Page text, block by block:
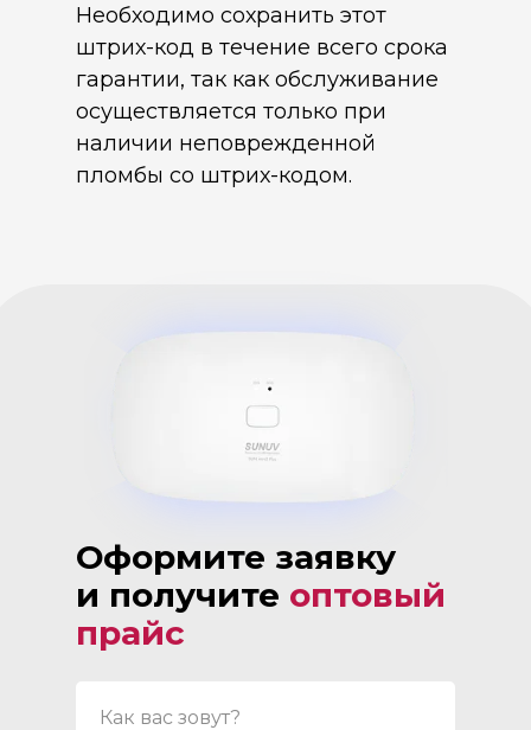
Необходимо сохранить этот
штрих-код в течение всего срока
гарантии, так как обслуживание
осуществляется только при
наличии неповрежденной
пломбы со штрих-кодом.
Оформите заявку
и получите оптовый
прайс